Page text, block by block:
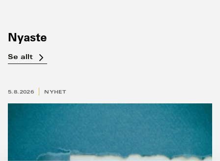
Nyaste
Se allt
5.8.2026 NYHET